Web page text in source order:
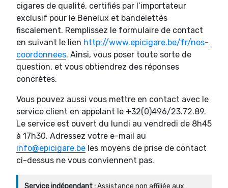
cigares de qualité, certifiés par l’importateur
exclusif pour le Benelux et bandelettés
fiscalement. Remplissez le formulaire de contact
en suivant le lien http://www.epicigare.be/fr/nos-
coordonnees. Ainsi, vous poser toute sorte de
question, et vous obtiendrez des réponses
concrètes.
Vous pouvez aussi vous mettre en contact avec le
service client en appelant le +32(0)496/23.72.89.
Le service est ouvert du lundi au vendredi de 8h45
à 17h30. Adressez votre e-mail au
info@epicigare.be les moyens de prise de contact
ci-dessus ne vous conviennent pas.
Service indépendant :Assistance non affiliée aux